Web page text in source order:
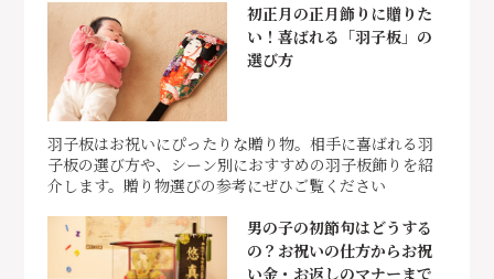
初正月の正月飾りに贈りた
い！喜ばれる「羽子板」の
選び方
羽子板はお祝いにぴったりな贈り物。相手に喜ばれる羽
子板の選び方や、シーン別におすすめの羽子板飾りを紹
介します。贈り物選びの参考にぜひご覧ください
男の子の初節句はどうする
の？お祝いの仕方からお祝
い金・お返しのマナーまで